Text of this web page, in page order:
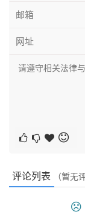
评论列表 （暂无